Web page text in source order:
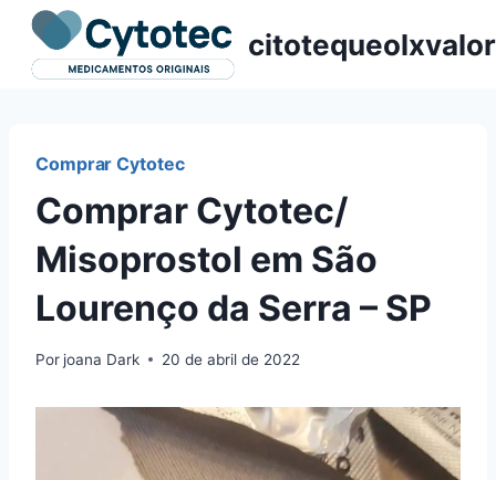
Pular
para
citotequeolxvalor
Comprar Cytotec
Comprar Cytotec/
Misoprostol em São
Lourenço da Serra – SP
Por joana Dark 20 de abril de 2022